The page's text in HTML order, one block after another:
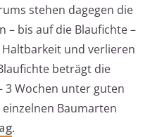
stehen dagegen die
– bis auf die Blaufichte –
und verlieren
beträgt die
3 Wochen unter guten
Baumarten
.